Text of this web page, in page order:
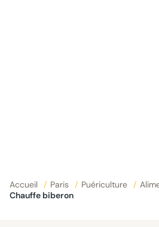
Accueil / Paris / Puériculture /
Chauffe biberon